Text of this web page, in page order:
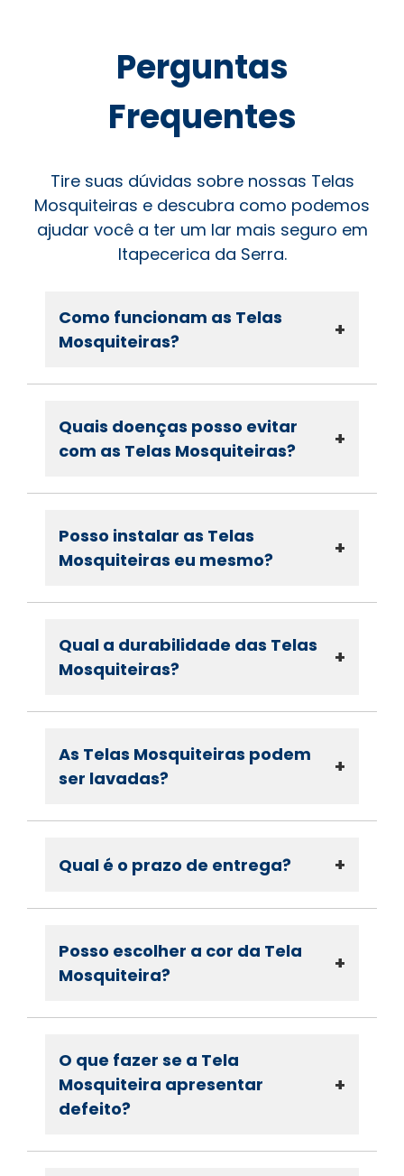
Perguntas
Frequentes
Tire suas dúvidas sobre nossas Telas
Mosquiteiras e descubra como podemos
ajudar você a ter um lar mais seguro em
Itapecerica da Serra.
Como funcionam as Telas
Mosquiteiras?
+
Quais doenças posso evitar
com as Telas Mosquiteiras?
+
Posso instalar as Telas
Mosquiteiras eu mesmo?
+
Qual a durabilidade das Telas
Mosquiteiras?
+
As Telas Mosquiteiras podem
ser lavadas?
+
Qual é o prazo de entrega? +
Posso escolher a cor da Tela
Mosquiteira?
+
O que fazer se a Tela
Mosquiteira apresentar
defeito?
+